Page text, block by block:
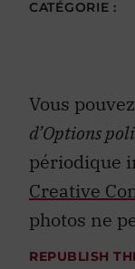
CATÉGORIE :
Vous
d’Options
périodique
Creative
photos ne
REPUBLISH